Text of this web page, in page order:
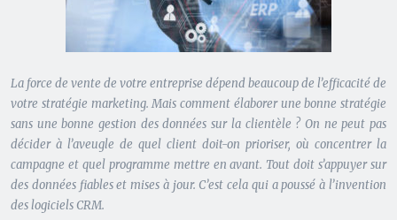
La force de vente de votre entreprise dépend beaucoup de l’efficacité de
votre stratégie marketing. Mais comment élaborer une bonne stratégie
sans une bonne gestion des données sur la clientèle ? On ne peut pas
décider à l’aveugle de quel client doit-on prioriser, où concentrer la
campagne et quel programme mettre en avant. Tout doit s’appuyer sur
des données fiables et mises à jour. C’est cela qui a poussé à l’invention
des logiciels CRM.